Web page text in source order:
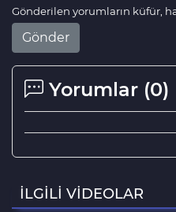
Gönderilen yorumların küfür,
Gönder
Yorumlar (0)
İLGİLİ VİDEOLAR